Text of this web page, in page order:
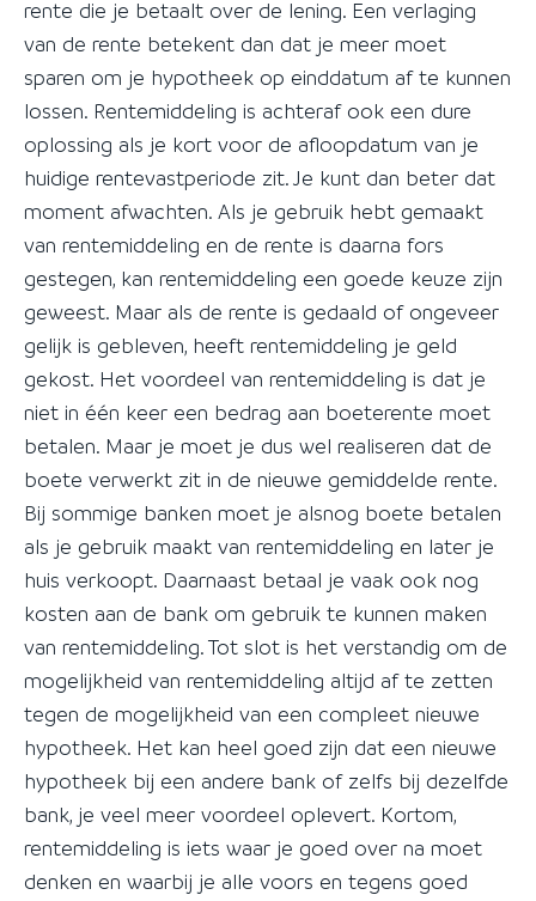
rente die je betaalt over de lening. Een verlaging
van de rente betekent dan dat je meer moet
sparen om je hypotheek op einddatum af te kunnen
lossen. Rentemiddeling is achteraf ook een dure
oplossing als je kort voor de afloopdatum van je
huidige rentevastperiode zit. Je kunt dan beter dat
moment afwachten. Als je gebruik hebt gemaakt
van rentemiddeling en de rente is daarna fors
gestegen, kan rentemiddeling een goede keuze zijn
geweest. Maar als de rente is gedaald of ongeveer
gelijk is gebleven, heeft rentemiddeling je geld
gekost. Het voordeel van rentemiddeling is dat je
niet in één keer een bedrag aan boeterente moet
betalen. Maar je moet je dus wel realiseren dat de
boete verwerkt zit in de nieuwe gemiddelde rente.
Bij sommige banken moet je alsnog boete betalen
als je gebruik maakt van rentemiddeling en later je
huis verkoopt. Daarnaast betaal je vaak ook nog
kosten aan de bank om gebruik te kunnen maken
van rentemiddeling. Tot slot is het verstandig om de
mogelijkheid van rentemiddeling altijd af te zetten
tegen de mogelijkheid van een compleet nieuwe
hypotheek. Het kan heel goed zijn dat een nieuwe
hypotheek bij een andere bank of zelfs bij dezelfde
bank, je veel meer voordeel oplevert. Kortom,
rentemiddeling is iets waar je goed over na moet
denken en waarbij je alle voors en tegens goed